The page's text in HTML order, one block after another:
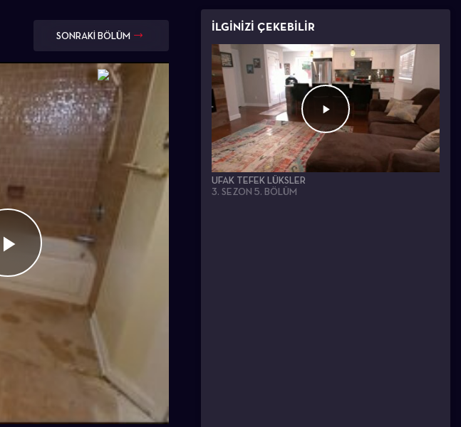
SONRAKİ BÖLÜM
Videoyu
Oynat
İLGİNİZİ ÇEKEBİLİR
UFAK TEFEK LÜKSLER
3. SEZON 5. BÖLÜM